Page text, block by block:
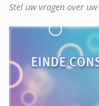
Stel uw vragen over uw